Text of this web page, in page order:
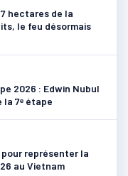
hectares de la
le feu désormais
2026 : Edwin Nubul
la 7ᵉ étape
pour représenter la
au Vietnam